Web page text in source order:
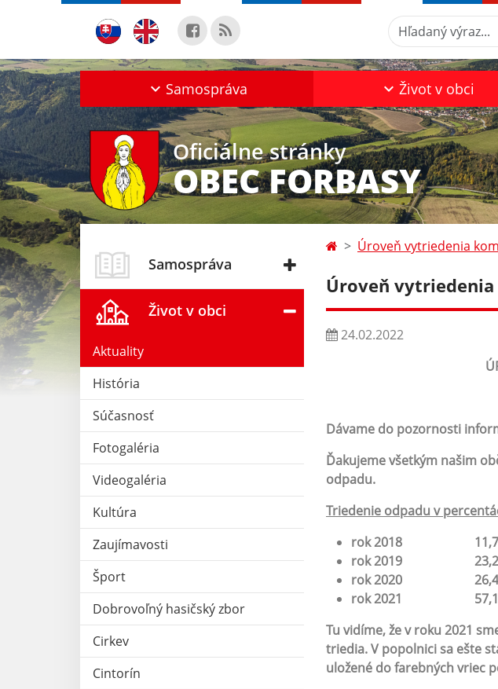
Hľadaný výraz...
Samospráva Život v obci
Oficiálne stránky
OBEC FORBASY
Samospráva
Život v obci
Aktuality
História
Súčasnosť
Fotogaléria
Videogaléria
Kultúra
Zaujímavosti
Šport
Dobrovoľný hasičský zbor
Cirkev
Cintorín
Úroveň vytriedenia
Úroveň vytriedenia
24.02.2022
Dávame do pozornosti
Ďakujeme všetkým našim
odpadu.
Triedenie odpadu v
rok 2018
rok 2019 23,24
rok 2020
rok 2021 57,12
Tu vidíme, že v roku 2021
triedia. V popolnici sa ešte
uložené do farebných vriec